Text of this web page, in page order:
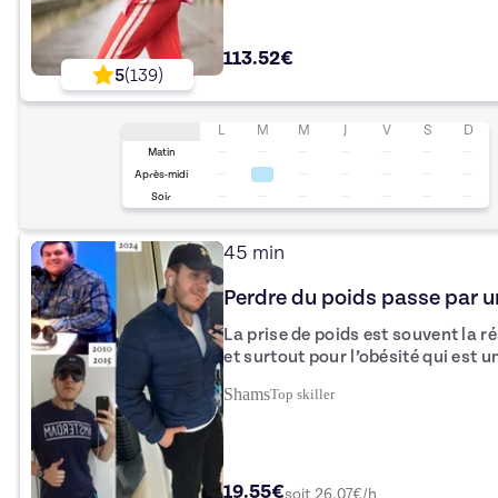
5(139)
113.52€
L M M J V S D
Matin
Après-midi
Soir
45 min
Perdre du poids passe par
La prise de poids est souvent la
et surtout pour l’obésité qui est une
Mon écoute active, mon
utiles à l’objectif visé: une perte de poids
ShamsTopskiller
19.55€